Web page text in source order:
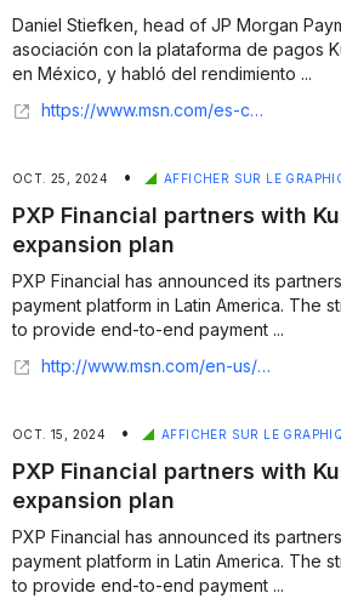
Daniel Stiefken, head of JP Morgan
asociación con la plataforma de pagos
en México, y habló del rendimiento ...
https://www.msn.com/es-co/noticias/other/la-plataforma-local-kushki-lleg%C3%B3-a-m%C3%A9xico-tras-una-alianza-con-jp-morgan-payments/ar-AA1AAqtL
OCT. 25, 2024 • AFFICHER SUR LE
PXP Financial partners with
expansion plan
PXP Financial has announced its
payment platform in Latin America. The
to provide end-to-end payment ...
http://www.msn.com/en-us/money/smallbusiness/pxp-financial-partners-with-kushki-in-latam-expansion-plan/ar-AA1sjRv0?apiversion=v2&noservercache=1&domshim=1&renderwebcomponents=1&wcseo=1&batchservertelemetry=1&noservertelemetry=1
OCT. 15, 2024 • AFFICHER SUR LE
PXP Financial partners with
expansion plan
PXP Financial has announced its
payment platform in Latin America. The
to provide end-to-end payment ...